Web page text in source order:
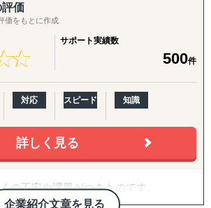
による現地営業の即戦力化
ロカリサーチ）海外進出 市場調査サー
海外会社設立サポート』
ョア法人の設立、登記、銀行口座開設
で代行
ザ取得サポート』
市場調査から、現地法人設立、海外子
ーダーM&A、事業戦略再構築、撤退ま
のすべてのフェーズをワンストップでサ
法務・労務・人事の専門家を各国で内
業マッチング(出島での小規模ニーズに
評価
価をもとに作成
★
★
サポート実績数
500件
対応 スピード 知識
詳しく見る
企業紹介文章を見る
の不安や課題がつきものです。